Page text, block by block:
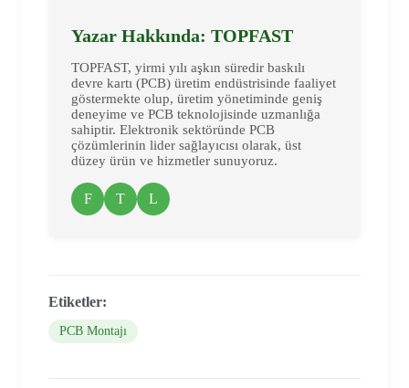
Yazar Hakkında: TOPFAST
TOPFAST, yirmi yılı aşkın süredir baskılı
devre kartı (PCB) üretim endüstrisinde faaliyet
göstermekte olup, üretim yönetiminde geniş
deneyime ve PCB teknolojisinde uzmanlığa
sahiptir. Elektronik sektöründe PCB
çözümlerinin lider sağlayıcısı olarak, üst
düzey ürün ve hizmetler sunuyoruz.
F T L
Etiketler:
PCB Montajı